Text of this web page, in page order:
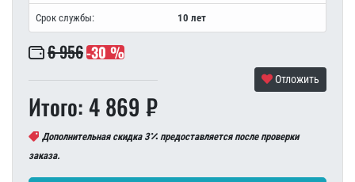
Срок службы: 10 лет
6 956-30 %
Итого: 4 869 ₽
Отложить
Дополнительная скидка 3
предоставляется после проверки
заказа.